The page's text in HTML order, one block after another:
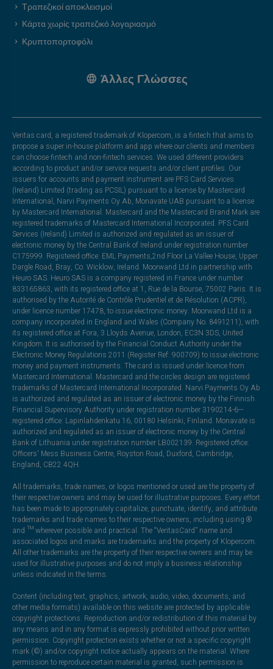
Τραπεζικοί αποκλεισμοί
Κάρτα χωρίς τραπεζικό λογαριασμό
Κρυπτοπορτοφόλι
Άλλες Γλώσσες
Veritas card, a registered trademark of Klopercom, is a fintech that aims to
propose a super in-house platform and app where our clients and members
can choose fintech and non-fintech services. We used different providers
according to product and/or service requests and/or client profiles. Our
issuers for accounts and payment instrument are PFS Card Services
(Ireland) Limited (trading as PCSIL) pursuant to a license by Mastercard
International, Narvi Payments Oy Ab, Monavate UAB pursuant to a license
by Mastercard International. Mastercard and the Mastercard Brand Mark are
registered trademarks of Mastercard International Incorporated. PFS Card
Services (Ireland) Limited is authorized and regulated as an issuer of
electronic money by the Central Bank of Ireland under registration number
C175999. Registered office: EML Payments,2nd Floor La Vallee House, Upper
Dargle Road, Bray, Co. Wicklow, Ireland. Moorwand Ltd in partnership with
Heuro SAS. Heuro SAS is a company registered in France under number
833165863, with its registered office at 1, Rue de la Bourse, 75002 Paris. It is
authorised by the Autorité de Contrôle Prudentiel et de Résolution (ACPR),
under licence number 17478, to issue electronic money. Moorwand Ltd is a
company incorporated in England and Wales (Company No. 8491211), with
its registered office at Fora, 3 Lloyds Avenue, London, EC3N 3DS, United
Kingdom. It is authorised by the Financial Conduct Authority under the
Electronic Money Regulations 2011 (Register Ref: 900709) to issue electronic
money and payment instruments. The card is issued under licence from
Mastercard International. Mastercard and the circles design are registered
trademarks of Mastercard International Incorporated. Narvi Payments Oy Ab
is authorized and regulated as an issuer of electronic money by the Finnish
Financial Supervisory Authority under registration number 3190214-6—
registered office: Lapinlahdenkatu 16, 00180 Helsinki, Finland. Monavate is
authorized and regulated as an issuer of electronic money by the Central
Bank of Lithuania under registration number LB002139. Registered office:
Officers' Mess Business Centre, Royston Road, Duxford, Cambridge,
England, CB22 4QH.
All trademarks, trade names, or logos mentioned or used are the property of
their respective owners and may be used for illustrative purposes. Every effort
has been made to appropriately capitalize, punctuate, identify, and attribute
trademarks and trade names to their respective owners, including using ®
and ™ wherever possible and practical. The “VeritasCard” name and
associated logos and marks are trademarks and the property of Klopercom.
All other trademarks are the property of their respective owners and may be
used for illustrative purposes and do not imply a business relationship
unless indicated in the terms.
Content (including text, graphics, artwork, audio, video, documents, and
other media formats) available on this website are protected by applicable
copyright protections. Reproduction and/or redistribution of this material by
any means and in any format is expressly prohibited without prior written
permission. Copyright protection exists whether or not a specific copyright
mark (©) and/or copyright notice actually appears on the material. Where
permission to reproduce certain material is granted, such permission is